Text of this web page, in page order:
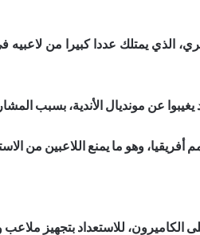
يمتلك عددا كبيرا من لاعبيه
عن مونديال الأندية، بسبب
أفريقيا، وهو ما يمنع اللاعبين من